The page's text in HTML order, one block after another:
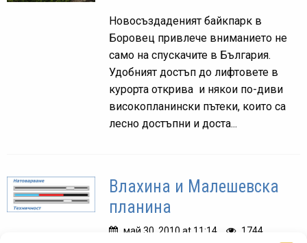
Новосъздаденият байкпарк в
Боровец привлече вниманието не
само на спускачите в България.
Удобният достъп до лифтовете в
курорта открива и някои по-диви
високопланински пътеки, които са
лесно достъпни и доста...
Влахина и Малешевска
планина
май 30, 2010 at 11:14. 1744